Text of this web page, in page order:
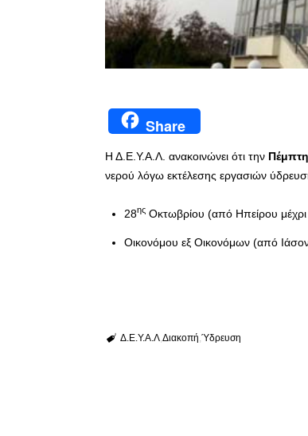
Share
Η Δ.Ε.Υ.Α.Λ. ανακοινώνει ότι την
νερού λόγω εκτέλεσης εργασιών
28ης Οκτωβρίου (από Ηπείρου
Οικονόμου εξ Οικονόμων (από
Δ.Ε.Υ.Α.Λ Διακοπή Ύδρευση